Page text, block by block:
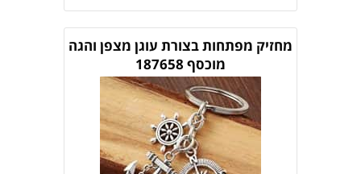
מחזיק מפתחות בצורת עוגן מצפן והגה
מוכסף 187658